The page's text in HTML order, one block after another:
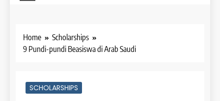
Home
Scholarships
9 Pundi-pundi Beasiswa di Arab Saudi
SCHOLARSHIPS